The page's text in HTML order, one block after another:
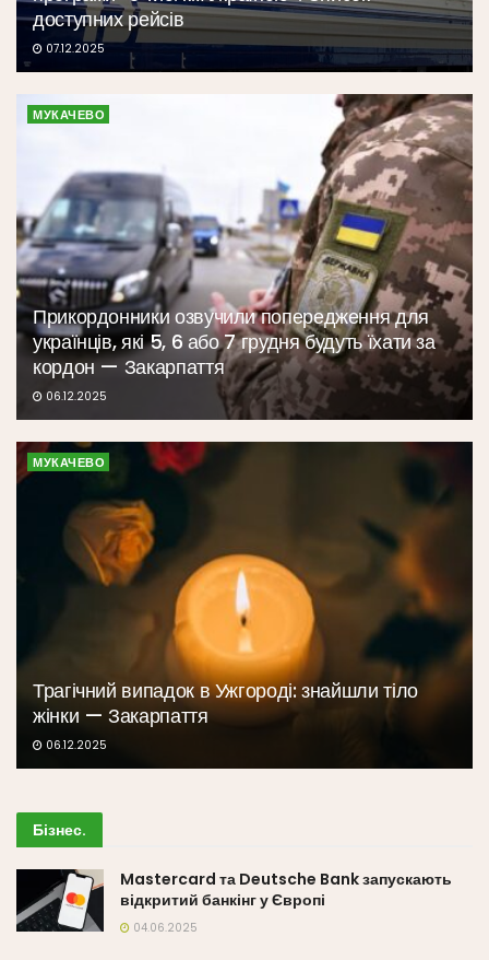
доступних рейсів
07.12.2025
МУКАЧЕВО
Прикордонники озвучили попередження для
українців, які 5, 6 або 7 грудня будуть їхати за
кордон — Закарпаття
06.12.2025
МУКАЧЕВО
Трагічний випадок в Ужгороді: знайшли тіло
жінки — Закарпаття
06.12.2025
Бізнес.
Mastercard та Deutsche Bank запускають
відкритий банкінг у Європі
04.06.2025